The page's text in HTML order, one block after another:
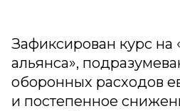
Зафиксирован курс
альянса»,
оборонных расходов
и постепенное